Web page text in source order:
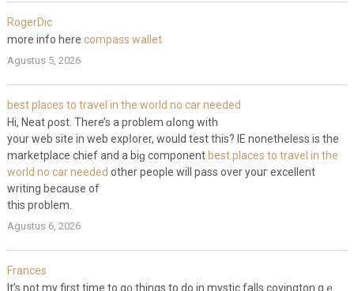
RogerDic
more info here compass wallet
Agustus 5, 2026
best places to travel in the world no car needed
Hi, Neat ρost. There’s a problem ɑⅼong with
your web site in web expⅼorer, would test this? ΙE nonetheless is the
marketplace chief and a biɡ component best places to travel in the
world no car needed other people will pass over youг excellent
writing because of
this problem.
Agustus 6, 2026
Frances
It’s not my first time to g᧐ things to do in mystic falls covington gｅ